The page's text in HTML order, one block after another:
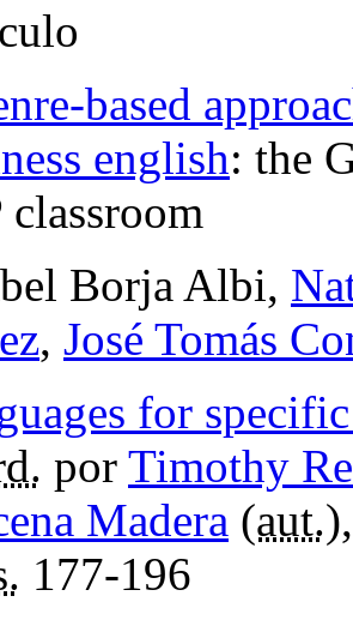
based
english: the
classroom
Borja Albi,
, José Tomás
for
por Timothy
Madera (aut.
177-196